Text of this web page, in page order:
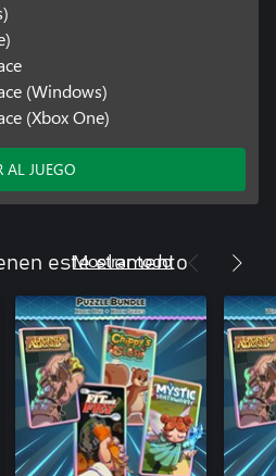
(Windows)
(Xbox One)
AL JUEGO
este elemento
Mostrar todo